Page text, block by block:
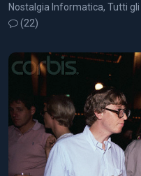
Nostalgia Informatica, Tutti
(22)